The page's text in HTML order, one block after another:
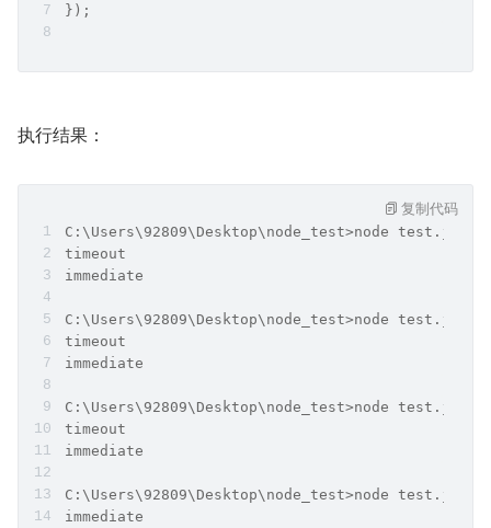
});
执行结果：
C:\Users\92809\Desktop\node_test>node test.js
timeout
immediate
C:\Users\92809\Desktop\node_test>node test.js
timeout
immediate
C:\Users\92809\Desktop\node_test>node test.js
timeout
immediate
C:\Users\92809\Desktop\node_test>node test.js
immediate
复制代码